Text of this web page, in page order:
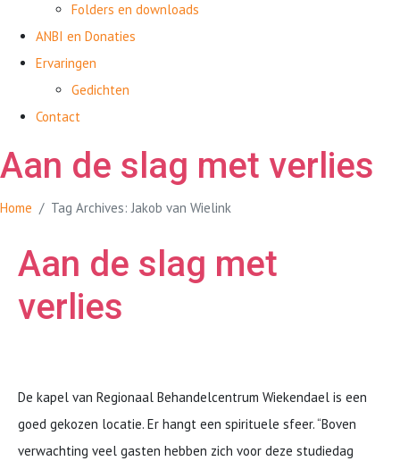
Folders en downloads
ANBI en Donaties
Ervaringen
Gedichten
Contact
Aan de slag met verlies
Home Tag Archives: Jakob van Wielink
Aan de slag met
verlies
De kapel van Regionaal Behandelcentrum Wiekendael is een
goed gekozen locatie. Er hangt een spirituele sfeer. “Boven
verwachting veel gasten hebben zich voor deze studiedag